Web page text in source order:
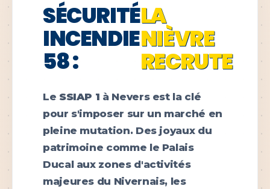
SÉCURITÉ
INCENDIE
58 :
LA
NIÈVRE
RECRUTE
Le SSIAP 1 à Nevers est la clé
pour s'imposer sur un marché en
pleine mutation. Des joyaux du
patrimoine comme le Palais
Ducal aux zones d'activités
majeures du Nivernais, les